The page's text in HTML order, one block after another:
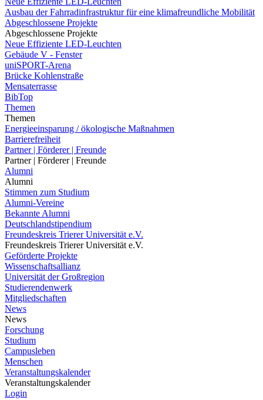
Ausbau der Fahrradinfrastruktur für eine klimafreundliche Mobilität
Abgeschlossene Projekte
Abgeschlossene Projekte
Neue Effiziente LED-Leuchten
Gebäude V - Fenster
uniSPORT-Arena
Brücke Kohlenstraße
Mensaterrasse
BibTop
Themen
Themen
Energieeinsparung / ökologische Maßnahmen
Barrierefreiheit
Partner | Förderer | Freunde
Partner | Förderer | Freunde
Alumni
Alumni
Stimmen zum Studium
Alumni-Vereine
Bekannte Alumni
Deutschlandstipendium
Freundeskreis Trierer Universität e.V.
Freundeskreis Trierer Universität e.V.
Geförderte Projekte
Wissenschaftsallianz
Universität der Großregion
Studierendenwerk
Mitgliedschaften
News
News
Forschung
Studium
Campusleben
Menschen
Veranstaltungskalender
Veranstaltungskalender
Login